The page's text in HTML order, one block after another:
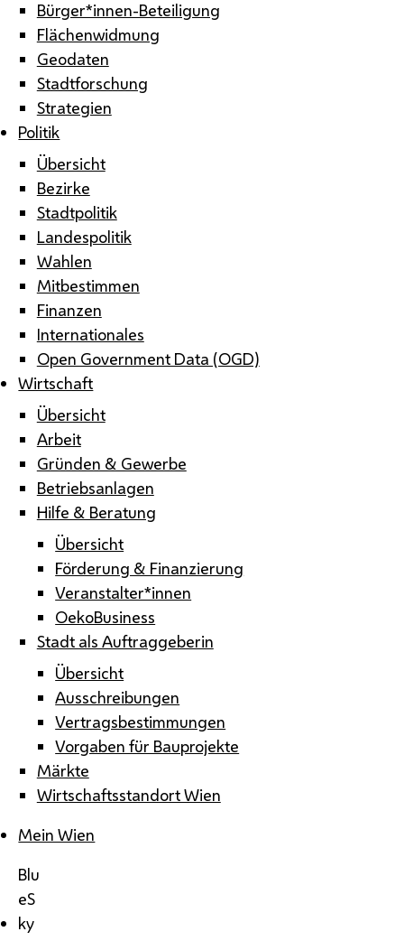
Bürger*innen-Beteiligung
Flächenwidmung
Geodaten
Stadtforschung
Strategien
Politik
Übersicht
Bezirke
Stadtpolitik
Landespolitik
Wahlen
Mitbestimmen
Finanzen
Internationales
Open Government Data (OGD)
Wirtschaft
Übersicht
Arbeit
Gründen & Gewerbe
Betriebsanlagen
Hilfe & Beratung
Übersicht
Förderung & Finanzierung
Veranstalter*innen
OekoBusiness
Stadt als Auftraggeberin
Übersicht
Ausschreibungen
Vertragsbestimmungen
Vorgaben für Bauprojekte
Märkte
Wirtschaftsstandort Wien
Mein Wien
Blu
eS
ky